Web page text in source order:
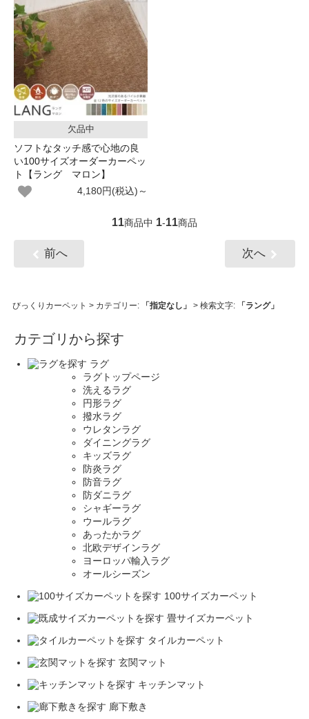
欠品中
ソフトなタッチ感で心地の良
い100サイズオーダーカーペッ
ト【ラング マロン】
4,180円(税込)～
11商品中 1-11商品
前へ 次へ
びっくりカーペット > カテゴリー: 「指定なし」 > 検索文字: 「ラング」
カテゴリから探す
ラグ
ラグトップページ
洗えるラグ
円形ラグ
撥水ラグ
ウレタンラグ
ダイニングラグ
キッズラグ
防炎ラグ
防音ラグ
防ダニラグ
シャギーラグ
ウールラグ
あったかラグ
北欧デザインラグ
ヨーロッパ輸入ラグ
オールシーズン
100サイズカーペット
畳サイズカーペット
タイルカーペット
玄関マット
キッチンマット
廊下敷き